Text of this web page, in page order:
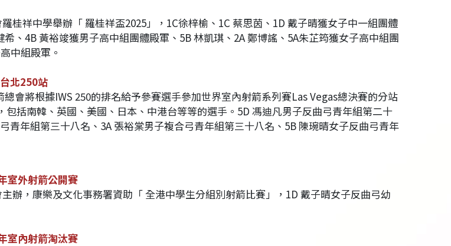
桂祥中學舉辦「 羅桂祥盃2025」，1C徐梓榆、1C 蔡思茵、1D 戴子晴獲女子中一組團體
希、4B黃裕竣獲男子高中組團體殿軍、5B林凱琪、2A鄭博謠、5A朱芷筠獲女子高中組團
中組殿軍。
北250站
會將根據IWS 250的排名給予參賽選手參加世界室內射箭系列賽Las Vegas總決賽的分站
包括南韓、英國、美國、日本、中港台等等的選手。5D 馮迪凡男子反曲弓青年組第二十
青年組第三十八名、3A張裕棠男子複合弓青年組第三十八名、5B 陳琬晴女子反曲弓青年
室外射箭公開賽
辦，康樂及文化事務署資助「全港中學生分組別射箭比賽」，1D 戴子晴女子反曲弓幼
室內射箭淘汰賽